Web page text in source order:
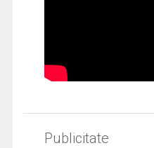
Publicitate